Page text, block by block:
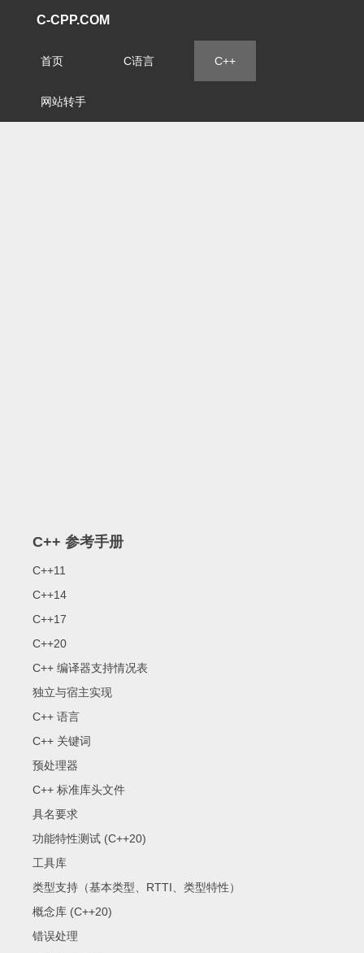
C-CPP.COM
首页 C语言 C++
网站转手
C++ 参考手册
C++11
C++14
C++17
C++20
C++ 编译器支持情况表
独立与宿主实现
C++ 语言
C++ 关键词
预处理器
C++ 标准库头文件
具名要求
功能特性测试 (C++20)
工具库
类型支持（基本类型、RTTI、类型特性）
概念库 (C++20)
错误处理